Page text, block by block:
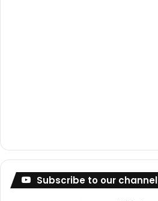
Subscribe to our channel